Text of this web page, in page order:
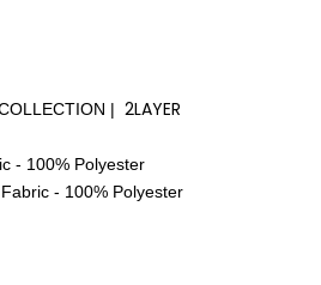
| 2LAYER
- 100% Polyester
- 100% Polyester